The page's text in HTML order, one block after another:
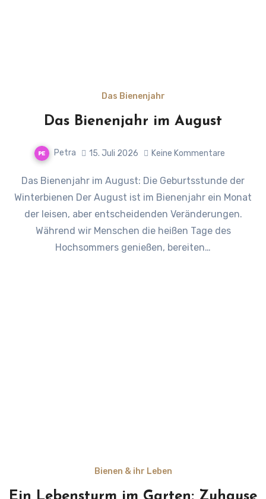
Das Bienenjahr
Das Bienenjahr im August
Petra 15. Juli 2026 Keine Kommentare
Das Bienenjahr im August: Die Geburtsstunde der
Winterbienen Der August ist im Bienenjahr ein Monat
der leisen, aber entscheidenden Veränderungen.
Während wir Menschen die heißen Tage des
Hochsommers genießen, bereiten…
Bienen & ihr Leben